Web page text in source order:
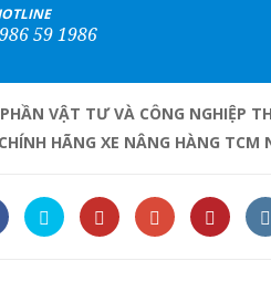
59 1986
VẬT TƯ VÀ CÔNG NGHIỆP
HÃNG XE NÂNG HÀNG TCM